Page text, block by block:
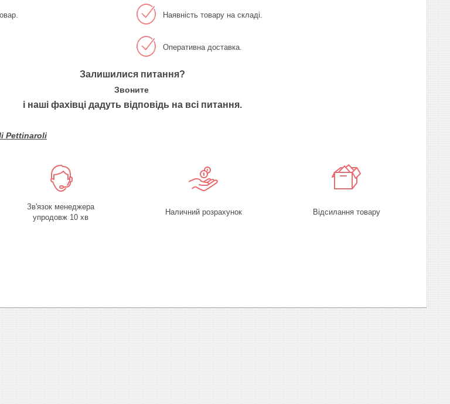
Наявність товару на складі.
Оперативна доставка.
Залишилися питання?
Звоните
і наші фахівці дадуть відповідь на всі питання.
Pettinaroli
Зв'язок менеджера
упродовж 10 хв
Наличний розрахунок Відсилання товару